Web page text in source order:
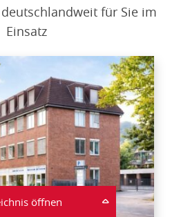
öffnen
für Sie im
Einsatz